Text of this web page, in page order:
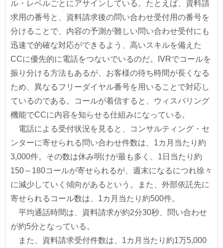
ル・レベルごとにアサインしている。たとえば、資料請
求用の番号と、資料請求後の問い合わせ受付用の番号を
分けることで、内容の予測が難しい問い合わせ受付にも
迅速で的確な対応ができるよう、高いスキルを備えた
CCに優先的に電話をつないでいるのだ。IVRでコールを
振り分ける方法もあるが、お客様の待ち時間が長くなる
ため、異なるフリーダイヤル番号を用いることで対応し
ているのである。コールが着信すると、ウィスパリング
機能でCCに内容を知らせる仕組みになっている。
電話による受付状況を見ると、コンサルティング・セ
ンターに寄せられる問い合わせ件数は、1カ月当たり約
3,000件。その数は休み明けが最も多く、1日当たり約
150～180コールが寄せられるが、週末になるにつれ徐々
に減少していく傾向があるという。また、外部依託先に
寄せられるコール数は、1カ月当たり約500件。
平均通話時間は、資料請求が約2分30秒、問い合わせ
が約5分となっている。
また、資料請求受付件数は、1カ月当たり約1万5,000